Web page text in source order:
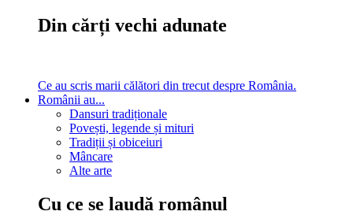
Din cărți vechi adunate
Ce au scris marii călători din trecut despre România.
Românii au...
Dansuri tradiționale
Povești, legende și mituri
Tradiții și obiceiuri
Mâncare
Alte arte
Cu ce se laudă românul